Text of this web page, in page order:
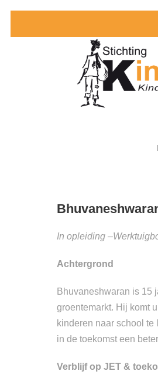
In opleiding
Achtergrond
Bhuvaneshwaran is 15
groentemarkt. Hij komt
kinderen naar school
in de toekomst een
Verblijf op JET &